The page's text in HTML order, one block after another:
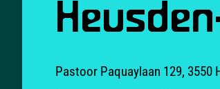
Pastoor Paquaylaan 129, 3550